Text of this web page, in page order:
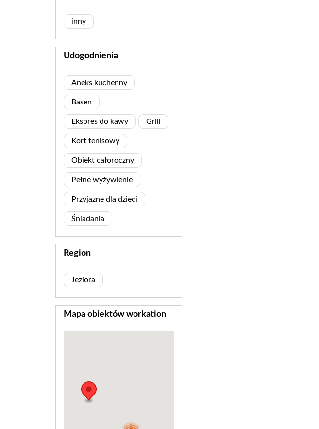
inny
Udogodnienia
Aneks kuchenny
Basen
Ekspres do kawy Grill
Kort tenisowy
Obiekt całoroczny
Pełne wyżywienie
Przyjazne dla dzieci
Śniadania
Region
Jeziora
Mapa obiektów workation